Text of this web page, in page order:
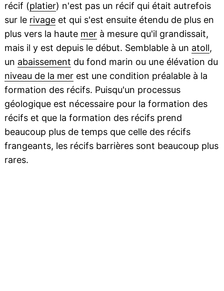
récif (platier) n'est pas un récif qui était autrefois
sur le rivageet qui s'est ensuite étendu de plus en
plus vers la haute merà mesure qu'il grandissait,
mais il y est depuis le début. Semblable à un atoll,
un abaissement du fond marin ou une élévation du
niveau de la merest une condition préalable à la
formation des récifs. Puisqu'un processus
géologique est nécessaire pour la formation des
récifs et que la formation des récifs prend
beaucoup plus de temps que celle des récifs
frangeants, les récifs barrières sont beaucoup plus
rares.